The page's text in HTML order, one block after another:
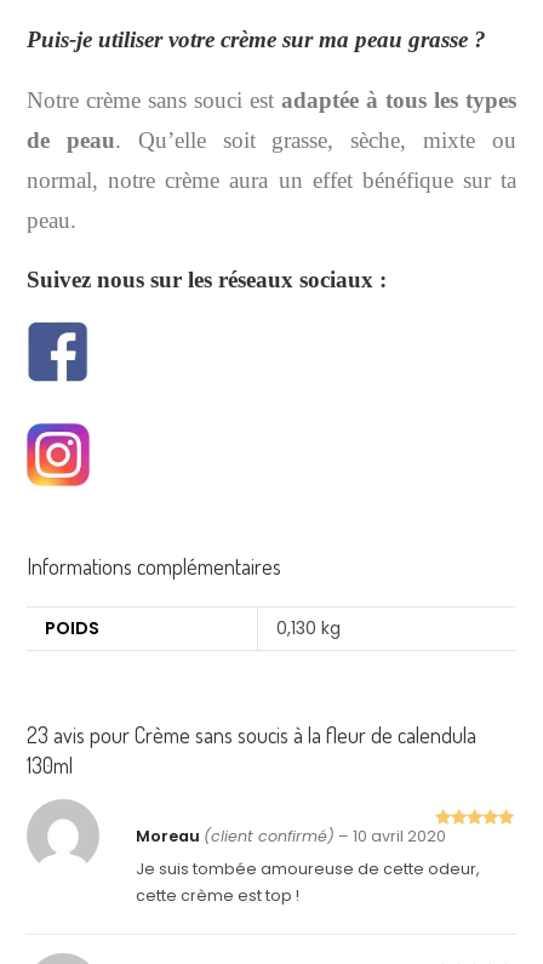
Puis-je utiliser votre crème sur ma peau grasse ?
Notre crème sans souci est adaptée à tous les types
de peau. Qu’elle soit grasse, sèche, mixte ou
normal, notre crème aura un effet bénéfique sur ta
peau.
Suivez nous sur les réseaux sociaux :
Informations complémentaires
POIDS 0,130 kg
23 avis pourCrème sans soucis à la fleur de calendula
130ml
Note
5
Moreau (client confirmé) – 10 avril 2020
Je suis tombée amoureuse de cette odeur,
cette crème est top !